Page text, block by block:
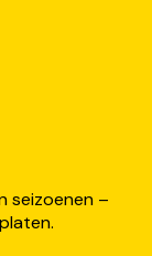
seizoenen –